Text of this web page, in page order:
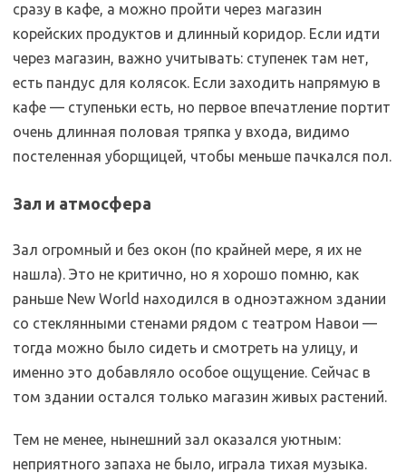
сразу в кафе, а можно пройти через магазин
корейских продуктов и длинный коридор. Если идти
через магазин, важно учитывать: ступенек там нет,
есть пандус для колясок. Если заходить напрямую в
кафе — ступеньки есть, но первое впечатление портит
очень длинная половая тряпка у входа, видимо
постеленная уборщицей, чтобы меньше пачкался пол.
Зал и атмосфера
Зал огромный и без окон (по крайней мере, я их не
нашла). Это не критично, но я хорошо помню, как
раньше New World находился в одноэтажном здании
со стеклянными стенами рядом с театром Навои —
тогда можно было сидеть и смотреть на улицу, и
именно это добавляло особое ощущение. Сейчас в
том здании остался только магазин живых растений.
Тем не менее, нынешний зал оказался уютным:
неприятного запаха не было, играла тихая музыка.